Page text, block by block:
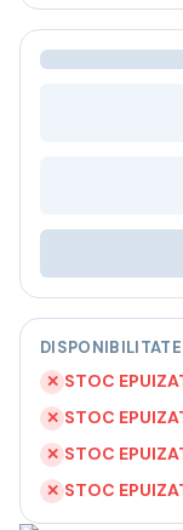
Ceai
Bacanie
Despre noi
Livrare
Termeni si conditii
Politica de
Intrebari frecvente
✕ STOC
✕ STOC
✕ STOC
✕ STOC